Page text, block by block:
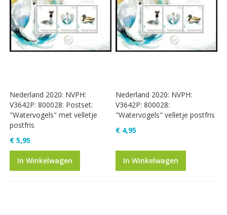
Nederland 2020: NVPH:
V3642P: 800028: Postset:
"Watervogels" met velletje
postfris
€ 5,95
In Winkelwagen
Nederland 2020: NVPH:
V3642P: 800028:
"Watervogels" velletje postfris
€ 4,95
In Winkelwagen